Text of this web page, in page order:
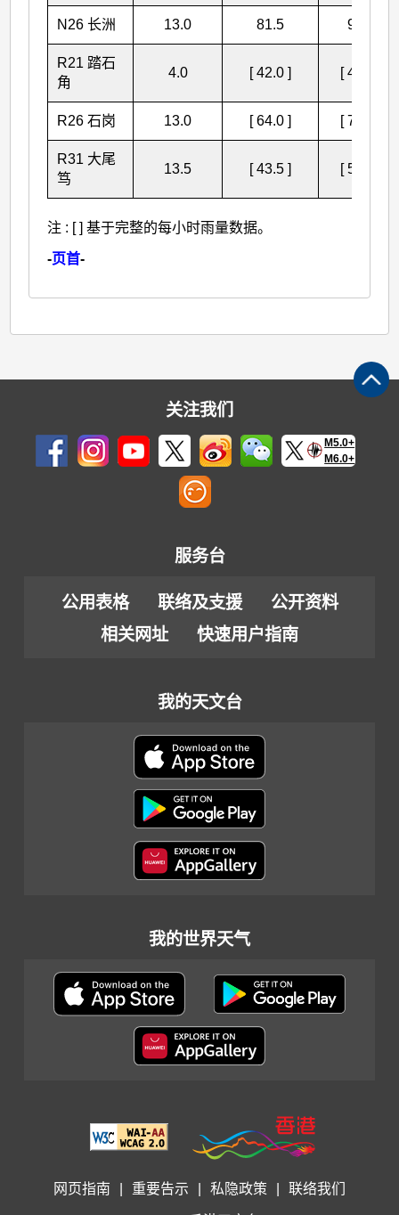
N26 长洲 13.0 81.5 94.5
R21 踏石
角
4.0 [ 42.0 ] [ 46.0 ]
R26 石岗 13.0 [ 64.0 ] [ 77.0 ]
R31 大尾
笃
13.5 [ 43.5 ] [ 57.0 ]
注 : [ ] 基于完整的每小时雨量数据。
-页首-
关注我们
M5.0+
M6.0+
服务台
公用表格 联络及支援
公开资料
相关网址
快速用户指南
我的天文台
我的世界天气
网页指南 重要告示 私隐政策 联络我们